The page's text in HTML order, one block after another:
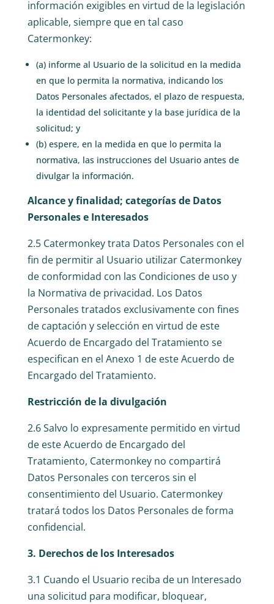
información exigibles en virtud de la legislación
aplicable, siempre que en tal caso
Catermonkey:
(a) informe al Usuario de la solicitud en la medida
en que lo permita la normativa, indicando los
Datos Personales afectados, el plazo de respuesta,
la identidad del solicitante y la base jurídica de la
solicitud; y
(b) espere, en la medida en que lo permita la
normativa, las instrucciones del Usuario antes de
divulgar la información.
Alcance y finalidad; categorías de Datos
Personales e Interesados
2.5 Catermonkey trata Datos Personales con el
fin de permitir al Usuario utilizar Catermonkey
de conformidad con las Condiciones de uso y
la Normativa de privacidad. Los Datos
Personales tratados exclusivamente con fines
de captación y selección en virtud de este
Acuerdo de Encargado del Tratamiento se
especifican en el Anexo 1 de este Acuerdo de
Encargado del Tratamiento.
Restricción de la divulgación
2.6 Salvo lo expresamente permitido en virtud
de este Acuerdo de Encargado del
Tratamiento, Catermonkey no compartirá
Datos Personales con terceros sin el
consentimiento del Usuario. Catermonkey
tratará todos los Datos Personales de forma
confidencial.
3. Derechos de los Interesados
3.1 Cuando el Usuario reciba de un Interesado
una solicitud para modificar, bloquear,